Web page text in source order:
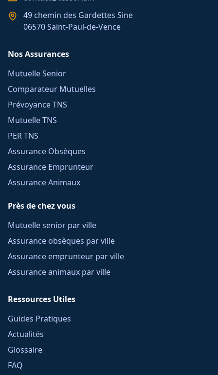
49 chemin des Gardettes Sine
06570 Saint-Paul-de-Vence
Nos Assurances
Mutuelle Senior
Comparateur Mutuelles
Prévoyance TNS
Mutuelle TNS
PER TNS
Assurance Obsèques
Assurance Emprunteur
Assurance Animaux
Près de chez vous
Mutuelle senior par ville
Assurance obsèques par ville
Assurance emprunteur par ville
Assurance animaux par ville
Ressources Utiles
Guides Pratiques
Actualités
Glossaire
FAQ